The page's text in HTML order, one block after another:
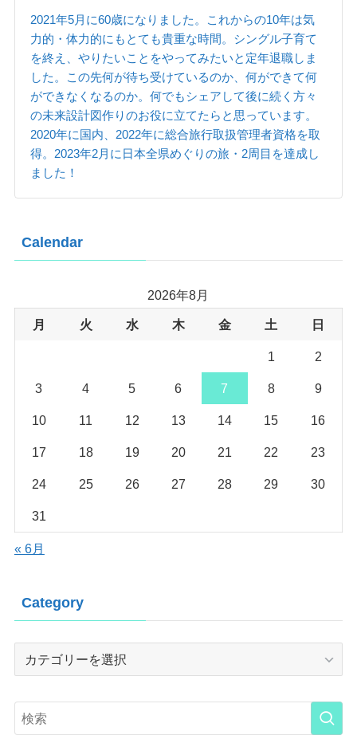
2021年5月に60歳になりました。これからの10年は気
力的・体力的にもとても貴重な時間。シングル子育て
を終え、やりたいことをやってみたいと定年退職しま
した。この先何が待ち受けているのか、何ができて何
ができなくなるのか。何でもシェアして後に続く方々
の未来設計図作りのお役に立てたらと思っています。
2020年に国内、2022年に総合旅行取扱管理者資格を取
得。2023年2月に日本全県めぐりの旅・2周目を達成し
ました！
Calendar
2026年8月
月 火 水 木 金 土 日
1 2
3 4 5 6 7 8 9
10 11 12 13 14 15 16
17 18 19 20 21 22 23
24 25 26 27 28 29 30
31
« 6月
Category
Category